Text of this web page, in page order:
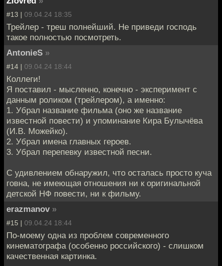
#13 | 09.04.24 18:35
Трейлер - треш полнейший. Не приведи господь
такое полностью посмотреть.
AntonieS »
#14 | 09.04.24 18:44
Коллеги!
Я поставил - мысленно, конечно - эксперимент с
данным роликом (трейлером), а именно:
1. Убрал название фильма (оно же название
известной повести) и упоминание Кира Булычёва
(И.В. Можейко).
2. Убрал имена главных героев.
3. Убрал перепевку известной песни.
С удивлением обнаружил, что осталась просто куча
говна, не имеющая отношения ни к оригинальной
детской НФ повести, ни к фильму.
erazmanov »
#15 | 09.04.24 18:44
По-моему одна из проблем современного
кинематографа (особенно российского) - слишком
качественная картинка.